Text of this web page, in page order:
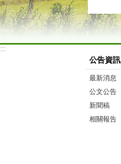
:::
公告資訊
最新消息
公文公告
新聞稿
相關報告